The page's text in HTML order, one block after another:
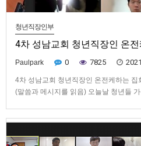
청년직장인부
4차 성남교회 청년직장인 온
Paulpark 0 7825
4차 성남교회 청년직장인 온전케하는
(말씀과 메시지를 읽음) 오늘날 청년들